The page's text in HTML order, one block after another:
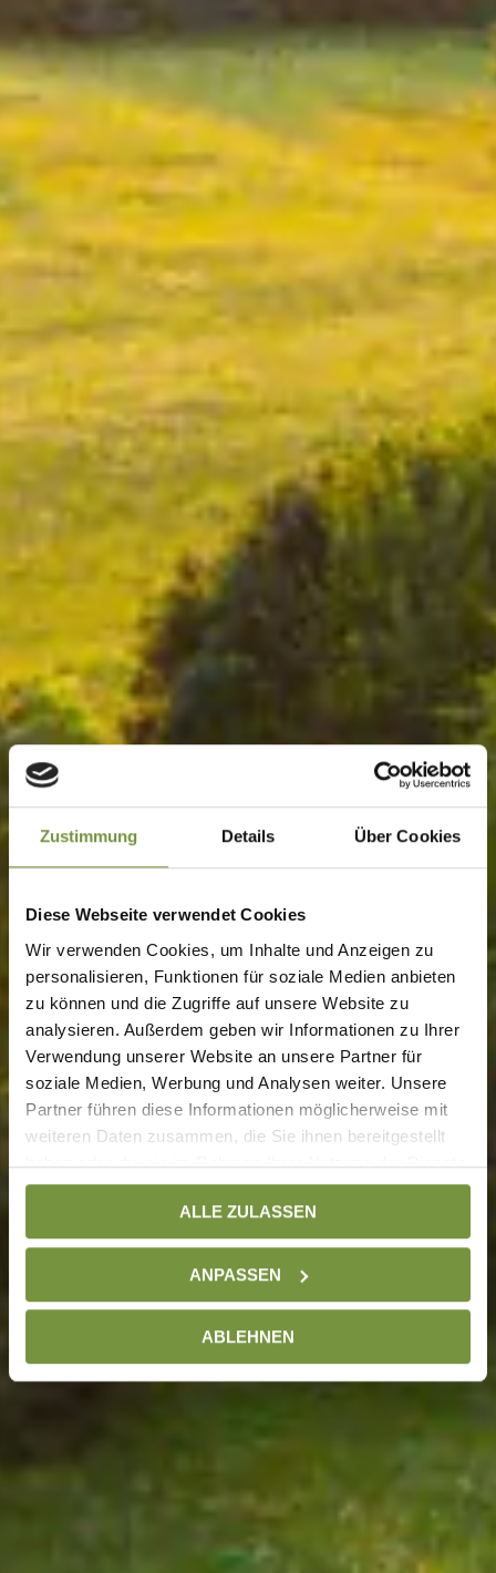
Zustimmung Details Über Cookies
Diese Webseite verwendet Cookies
Wir verwenden Cookies, um Inhalte und Anzeigen zu
personalisieren, Funktionen für soziale Medien anbieten
zu können und die Zugriffe auf unsere Website zu
analysieren. Außerdem geben wir Informationen zu Ihrer
Verwendung unserer Website an unsere Partner für
soziale Medien, Werbung und Analysen weiter. Unsere
Partner führen diese Informationen möglicherweise mit
weiteren Daten zusammen, die Sie ihnen bereitgestellt
haben oder die sie im Rahmen Ihrer Nutzung der Dienste
gesammelt haben. Weitere Informationen finden Sie auf
DatenschutzseiteALLE ZULASSEN
ANPASSEN
ABLEHNEN